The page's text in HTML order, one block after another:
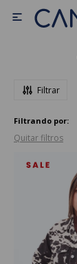

Filtrando por:
Quitar filtros